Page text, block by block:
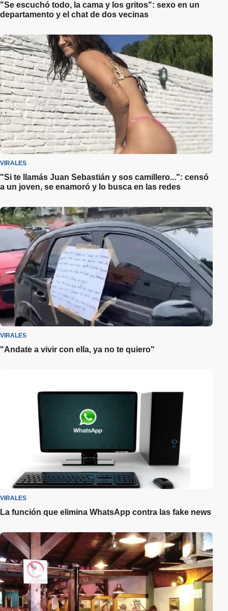
"Se escuchó todo, la cama y los gritos": sexo en un
departamento y el chat de dos vecinas
VIRALES
"Si te llamás Juan Sebastián y sos camillero...": censó
a un joven, se enamoró y lo busca en las redes
VIRALES
"Andate a vivir con ella, ya no te quiero"
VIRALES
La función que elimina WhatsApp contra las fake news